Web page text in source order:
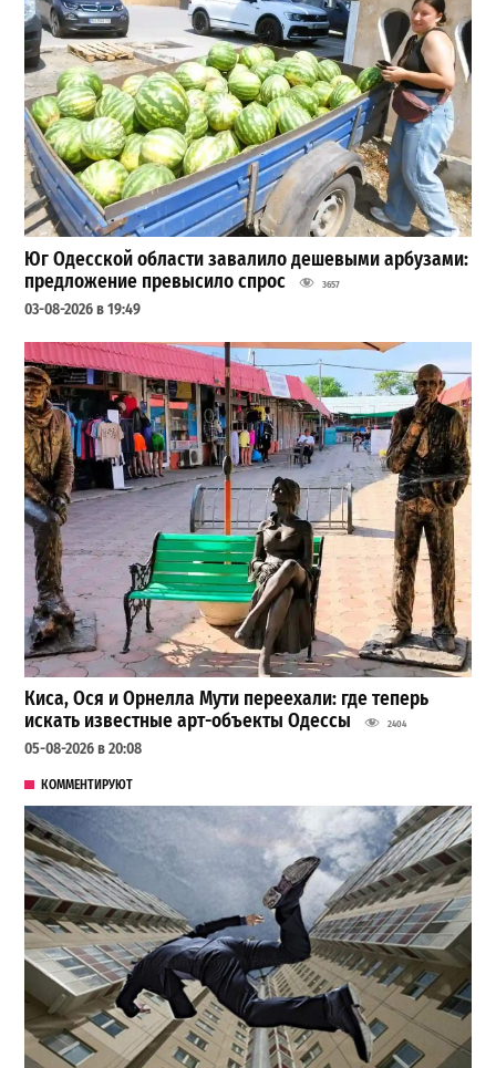
Юг Одесской области завалило дешевыми арбузами:
предложение превысило спрос
3657
03-08-2026 в 19:49
Киса, Ося и Орнелла Мути переехали: где теперь
искать известные арт-объекты Одессы
2404
05-08-2026 в 20:08
КОММЕНТИРУЮТ